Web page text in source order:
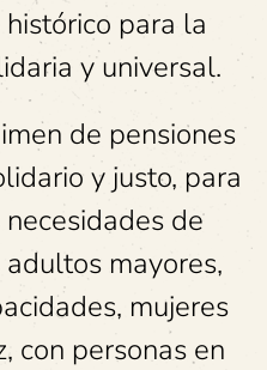
para la
y universal.
de pensiones
y justo, para
de
mayores,
mujeres
con personas en